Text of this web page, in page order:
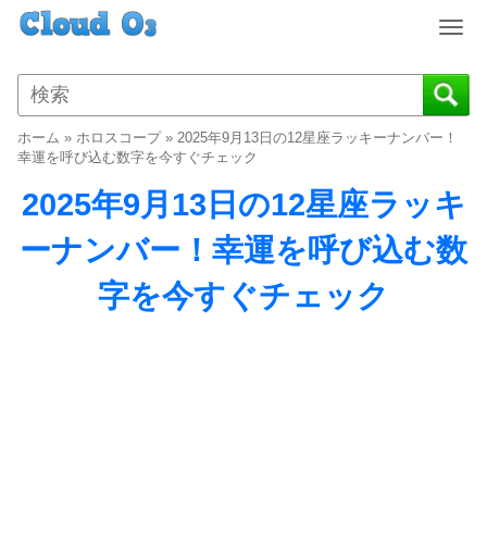
T
g
g
a
v
i
g
ホーム » ホロスコープ» 2025年9月13日の12星座ラッキーナンバー！
幸運を呼び込む数字を今すぐチェック
2025年9月13日の12星座ラッキ
ーナンバー！幸運を呼び込む数
字を今すぐチェック